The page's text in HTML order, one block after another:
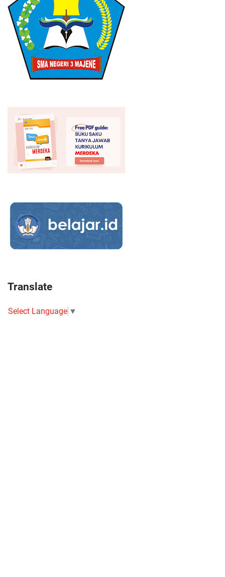
Translate
Select Language ▼